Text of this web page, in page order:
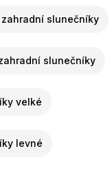
zahradní slunečníky
slunečníky
velké
levné